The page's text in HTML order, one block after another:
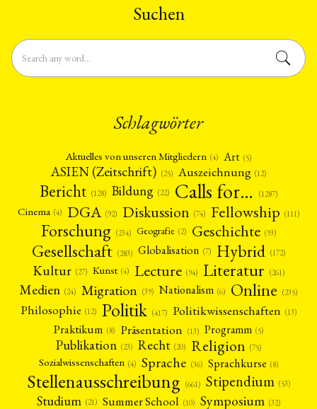
Suchen
Schlagwörter
Aktuelles von unseren Mitgliedern (4) Art (5)
ASIEN (Zeitschrift) (25) Auszeichnung (12)
Bericht (128) Bildung (22) Calls for… (1287)
Cinema (4) DGA (92) Diskussion (74) Fellowship (111)
Forschung (234) Geografie (2) Geschichte (93)
Gesellschaft (283) Globalisation (7) Hybrid (172)
Kultur (27) Kunst (4) Lecture (94) Literatur (261)
Medien (24) Migration (39) Nationalism (6) Online (235)
Philosophie (12) Politik (417) Politikwissenschaften (13)
Praktikum (8) Präsentation (13) Programm (5)
Publikation (23) Recht (20) Religion (75)
Sozialwissenschaften (4) Sprache (36) Sprachkurse (8)
Stellenausschreibung (661) Stipendium (53)
Studium (21) Summer School (10) Symposium (32)